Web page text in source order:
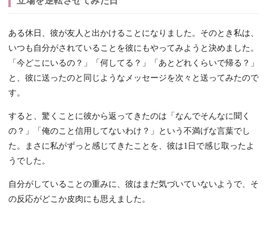
ある休日、彼が友人と出かけることになりました。そのとき私は、
いつも自分がされていることを彼にもやってみようと決めました。
「今どこにいるの？」「何してる？」「あとどれくらいで帰る？」
と、彼に送ったのと同じようなメッセージを次々と送ってみたので
す。
すると、驚くことに彼から返ってきたのは「なんでそんなに聞く
の？」「俺のこと信用してないわけ？」という不満げな言葉でし
た。まさに私がずっと感じてきたことを、彼は1日で感じ取ったよ
うでした。
自分がしていることの重みに、彼はまだ気づいていないようで、そ
の反応がどこか皮肉にも思えました。